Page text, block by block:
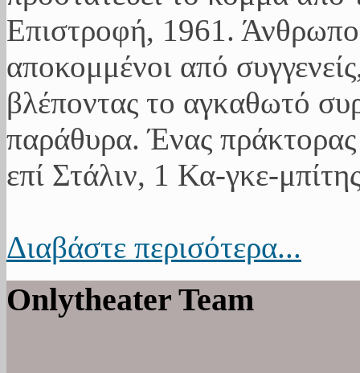
Επιστροφή, 1961.
αποκομμένοι από
βλέποντας το αγκαθωτό
παράθυρα. Ένας
επί Στάλιν, 1 Κα-γκε-
Διαβάστε περισότερα...
Onlytheater Team